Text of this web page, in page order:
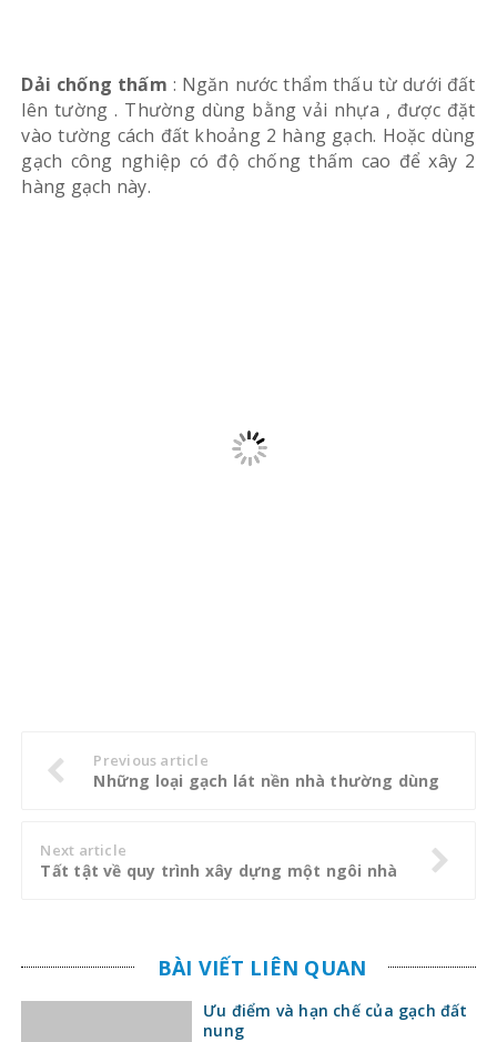
Dải chống thấm : Ngăn nước thẩm thấu từ dưới đất
lên tường . Thường dùng bằng vải nhựa , được đặt
vào tường cách đất khoảng 2 hàng gạch. Hoặc dùng
gạch công nghiệp có độ chống thấm cao để xây 2
hàng gạch này.
Previous article
Những loại gạch lát nền nhà thường dùng
Next article
Tất tật về quy trình xây dựng một ngôi nhà
BÀI VIẾT LIÊN QUAN
Ưu điểm và hạn chế của gạch đất
nung